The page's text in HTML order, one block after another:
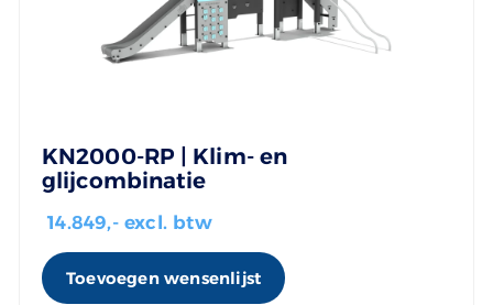
KN2000-RP | Klim- en
glijcombinatie
14.849,- excl. btw
Toevoegen wensenlijst